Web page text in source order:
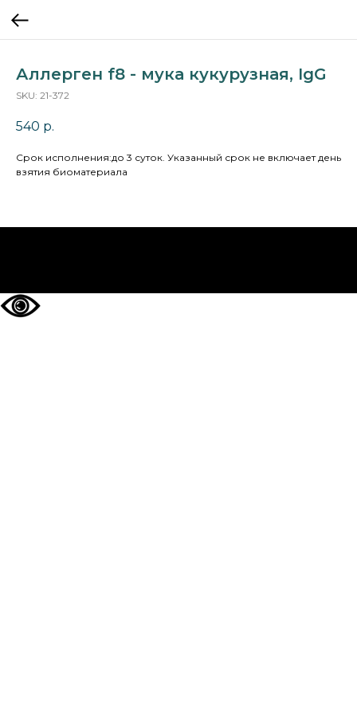
Аллерген f8 - мука кукурузная, IgG
SKU: 21-372
540 р.
Cрок исполнения:до 3 суток. Указанный срок не включает день
взятия биоматериала